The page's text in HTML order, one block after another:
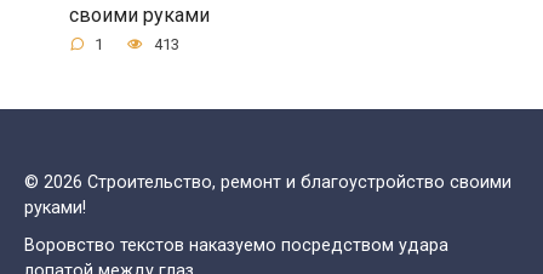
своими руками
1 413
© 2026 Строительство, ремонт и благоустройство своими
руками!
Воровство текстов наказуемо посредством удара